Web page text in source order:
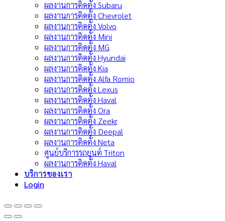
ผลงานการติดตั้ง Subaru
ผลงานการติดตั้ง Chevrolet
ผลงานการติดตั้ง Volvo
ผลงานการติดตั้ง Mini
ผลงานการติดตั้ง MG
ผลงานการติดตั้ง Hyundai
ผลงานการติดตั้ง Kia
ผลงานการติดตั้ง Alfa Romio
ผลงานการติดตั้ง Lexus
ผลงานการติดตั้ง Haval
ผลงานการติดตั้ง Ora
ผลงานการติดตั้ง Zeekr
ผลงานการติดตั้ง Deepal
ผลงานการติดตั้ง Neta
ศูนย์บริการรถยนต์ Triton
ผลงานการติดตั้ง Haval
บริการของเรา
Login